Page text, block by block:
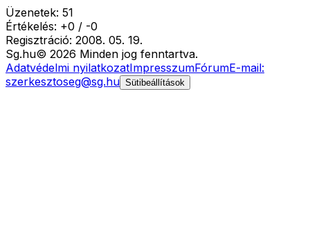
Üzenetek: 51
Értékelés: +0 / -0
Regisztráció: 2008. 05. 19.
Sg.hu© 2026 Minden jog fenntartva.
Adatvédelmi nyilatkozatImpresszumFórumE-mail:
szerkesztoseg@sg.hu Sütibeállítások